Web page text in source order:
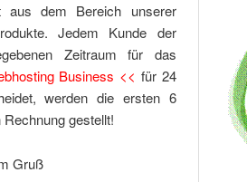
aus dem Bereich unserer
Jedem Kunde der
Zeitraum für das
Business << für 24
werden die ersten 6
gestellt!
Gruß